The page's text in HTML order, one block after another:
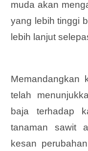
muda akan
yang lebih tinggi
lebih lanjut
Memandangkan
telah
baja terhadap
tanaman sawit
kesan